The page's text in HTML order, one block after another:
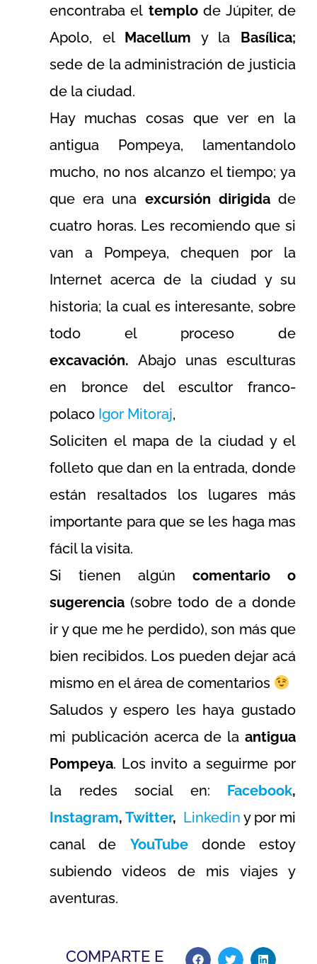
encontraba el templode Júpiter, de
Apolo, el Macellum y la Basílica;
sede de la administración de justicia
de la ciudad.
Hay muchas cosas que ver en la
antigua Pompeya, lamentandolo
mucho, no nos alcanzo el tiempo; ya
que era una excursión dirigidade
cuatro horas. Les recomiendo que si
van a Pompeya, chequen por la
Internet acerca de la ciudad y su
historia; la cual es interesante, sobre
todo el proceso de
excavación. Abajo unas esculturas
en bronce del escultor franco-
polaco Igor Mitoraj,
Soliciten el mapa de la ciudad y el
folleto que dan en la entrada, donde
están resaltados los lugares más
importante para que se les haga mas
fácil la visita.
Si tienen algún comentario o
sugerencia (sobre todo de a donde
ir y que me he perdido), son más que
bien recibidos. Los pueden dejar acá
mismo en el área de comentarios
Saludos y espero les haya gustado
mi publicación acerca de la antigua
Pompeya. Los invito a seguirme por
la redes social en: Facebook,
Instagram, Twitter, Linkedin y por mi
canal de YouTubedonde estoy
subiendo videos de mis viajes y
aventuras.
COMPARTE E